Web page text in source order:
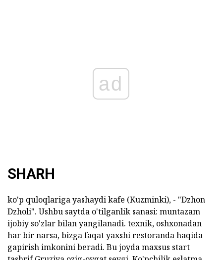
ad
SHARH
ko'p quloqlariga yashaydi kafe (Kuzminki), - "Dzhon
Dzholi". Ushbu saytda o'tilganlik sanasi: muntazam
ijobiy so'zlar bilan yangilanadi. texnik, oshxonadan
har bir narsa, bizga faqat yaxshi restoranda haqida
gapirish imkonini beradi. Bu joyda maxsus start